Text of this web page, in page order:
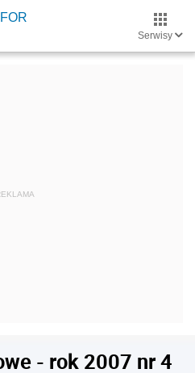
Serwisy
- rok 2007 nr 4